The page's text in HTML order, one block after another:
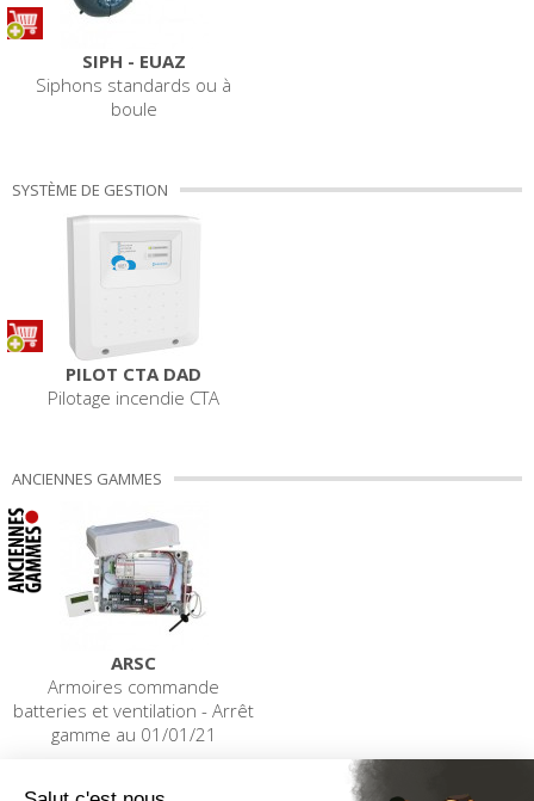
SIPH - EUAZ
Siphons standards ou à
boule
SYSTÈME DE GESTION
PILOT CTA DAD
Pilotage incendie CTA
ANCIENNES GAMMES
ARSC
Armoires commande
batteries et ventilation - Arrêt
gamme au 01/01/21